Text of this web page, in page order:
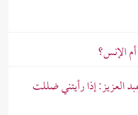
الإنس؟
إذا رأيتني ضللت